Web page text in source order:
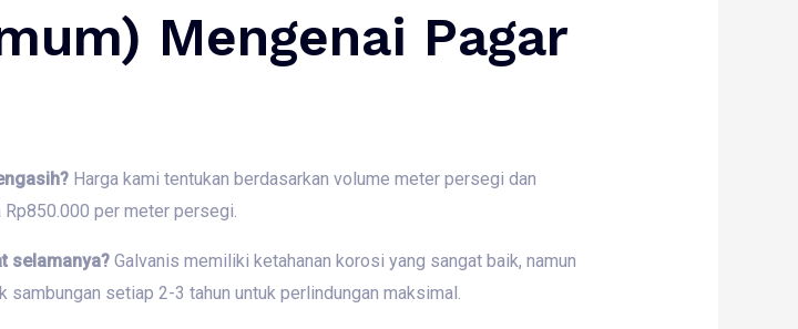
Mengenai Pagar
Harga kami tentukan berdasarkan volume meter persegi dan
per meter persegi.
selamanya?Galvanis memiliki ketahanan korosi yang sangat baik, namun
setiap 2-3 tahun untuk perlindungan maksimal.